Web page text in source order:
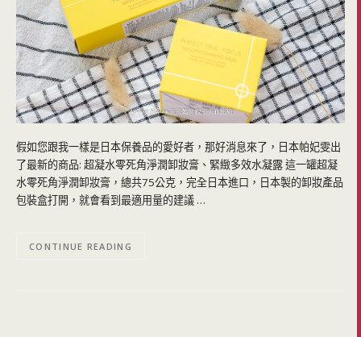
假如您跟我一樣是日本保養品的愛好者，那好消息來了，日本帕妃雯出
了最新的商品: 超凝水零死角淨潤卸妝膏、緊緻多效水凝露 這一罐超凝
水零死角淨潤卸妝膏，總共75公克，完全日本進口，日本製的卸妝產品
包裝盒打開，就會看到最適用量的建議 …
CONTINUE READING